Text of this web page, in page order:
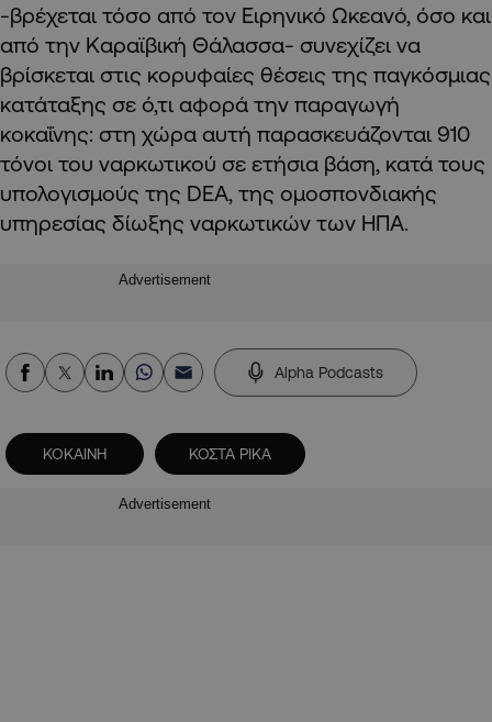
-βρέχεται τόσο από τον Ειρηνικό Ωκεανό, όσο και
από την Καραϊβική Θάλασσα- συνεχίζει να
βρίσκεται στις κορυφαίες θέσεις της παγκόσμιας
κατάταξης σε ό,τι αφορά την παραγωγή
κοκαΐνης: στη χώρα αυτή παρασκευάζονται 910
τόνοι του ναρκωτικού σε ετήσια βάση, κατά τους
υπολογισμούς της DEA, της ομοσπονδιακής
υπηρεσίας δίωξης ναρκωτικών των ΗΠΑ.
Advertisement
Alpha Podcasts
ΚΟΚΑΙΝΗ ΚΟΣΤΑ ΡΙΚΑ
Advertisement